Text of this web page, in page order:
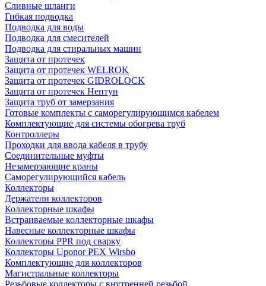
Сливные шланги
Гибкая подводка
Подводка для воды
Подводка для смесителей
Подводка для стиральных машин
Защита от протечек
Защита от протечек WELROK
Защита от протечек GIDROLOCK
Защита от протечек Нептун
Защита труб от замерзания
Готовые комплекты с саморегулирующимся кабелем
Комплектующие для системы обогрева труб
Контроллеры
Проходки для ввода кабеля в трубу
Соединительные муфты
Незамерзающие краны
Саморегулирующийся кабель
Коллекторы
Держатели коллекторов
Коллекторные шкафы
Встраиваемые коллекторные шкафы
Навесные коллекторные шкафы
Коллекторы PPR под сварку
Коллекторы Uponor PEX Wirsbo
Комплектующие для коллекторов
Магистральные коллекторы
Резьбовые коллекторы с внутренней резьбой